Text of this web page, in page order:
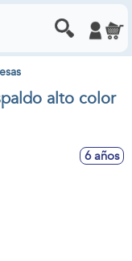
alto color
6 años